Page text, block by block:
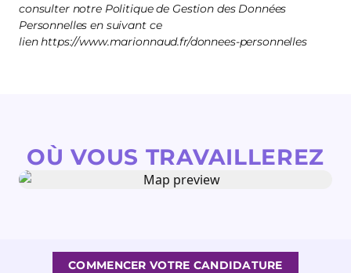
consulter notre Politique de Gestion des Données
Personnelles en suivant ce
lien https://www.marionnaud.fr/donnees-personnelles
OÙ VOUS TRAVAILLEREZ
COMMENCER VOTRE CANDIDATURE